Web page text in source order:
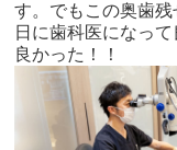
す。でもこの奥歯
日に歯科医になっ
良かった！！